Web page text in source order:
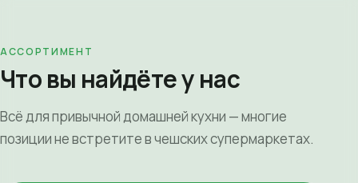
АССОРТИМЕНТ
Что вы найдёте у нас
Всё для привычной домашней кухни — многие
позиции не встретите в чешских супермаркетах.